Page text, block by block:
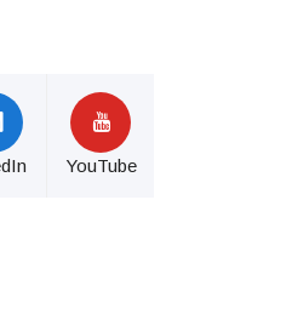
YouTube